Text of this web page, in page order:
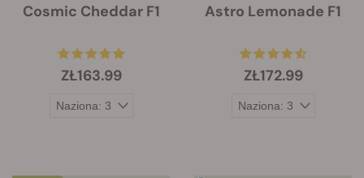
Cosmic Cheddar F1
ZŁ163.99
Astro Lemonade F1
ZŁ172.99